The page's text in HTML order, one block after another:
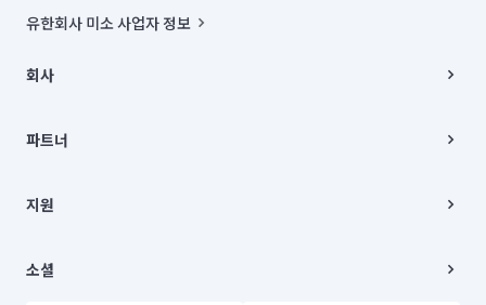
유한회사 미소 사업자 정보
00019 |
주소 | 본사: 서울특별시 종로구 율곡로 6(중학동, 트윈트리빌딩) B동 5층
컨택센터 : 서울특별시 종로구 수송동 율곡로 24, 7층, 8층 미소
상품, 상품정보, 거래에 관한 의무와 책임은 거래당사자에게 있습니다.
언론 보도 관련 문의:
© 유한회사 미소. Miso, Inc. All Rights Reserved.
회사
채용
파트너
이사
지원
이용약관
소셜